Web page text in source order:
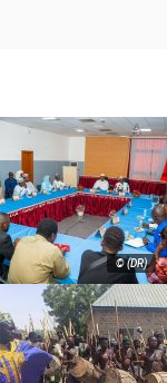
© (DR)